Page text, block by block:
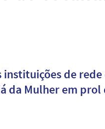
de
da Mulher em